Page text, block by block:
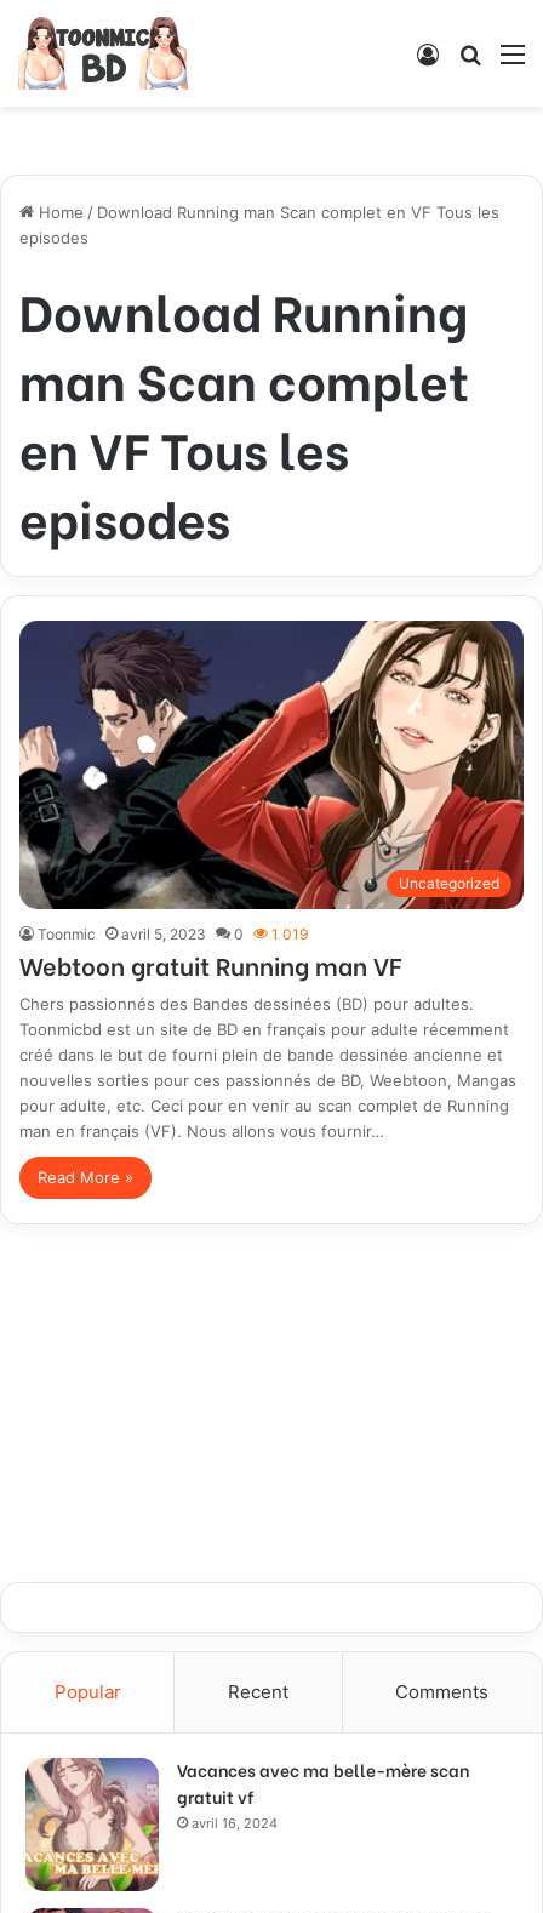
Log
Home / Download Running man Scan complet en VF Tous les
episodes
Download Running
man Scan complet
en VF Tous les
episodes
Uncategorized
Toonmic avril 5, 2023 0 1 019
Webtoon gratuit Running man VF
Chers passionnés des Bandes dessinées (BD) pour adultes.
Toonmicbd est un site de BD en français pour adulte récemment
créé dans le but de fourni plein de bande dessinée ancienne et
nouvelles sorties pour ces passionnés de BD, Weebtoon, Mangas
pour adulte, etc. Ceci pour en venir au scan complet de Running
man en français (VF). Nous allons vous fournir…
Read More »
Popular Recent Comments
Vacances avec ma belle-mère scan
gratuit vf
avril 16, 2024